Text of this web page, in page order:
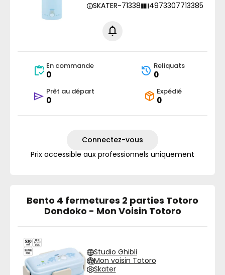
SKATER-71338
4973307713385
En commande
0
Reliquats
0
Prêt au départ
0
Expédié
0
Connectez-vous
Prix accessible aux professionnels uniquement
Bento 4 fermetures 2 parties Totoro
Dondoko - Mon Voisin Totoro
Studio Ghibli
Mon voisin Totoro
Skater